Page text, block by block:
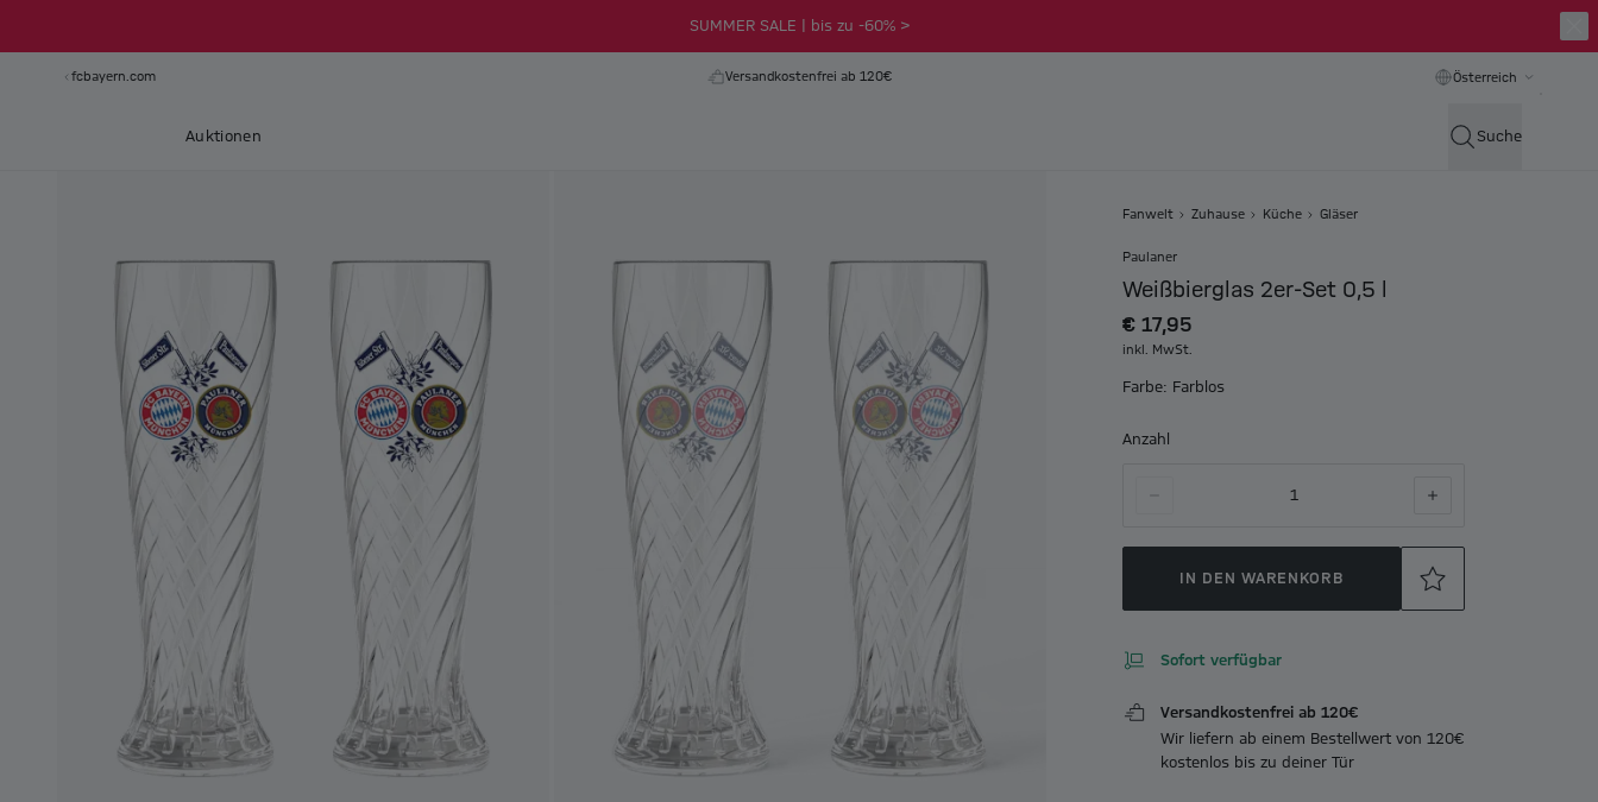
SUMMER SALE | bis zu -60% >
fcbayern.com Versandkostenfrei ab 120€ Österreich
Auktionen Suche
Fanwelt Zuhause Küche Gläser
Paulaner
Weißbierglas 2er-Set 0,5 l
€ 17,95
inkl. MwSt.
Farbe: Farblos
Anzahl
1
IN DEN WARENKORB
Sofort verfügbar
Versandkostenfrei ab 120€
Wir liefern ab einem Bestellwert von 120€
kostenlos bis zu deiner Tür